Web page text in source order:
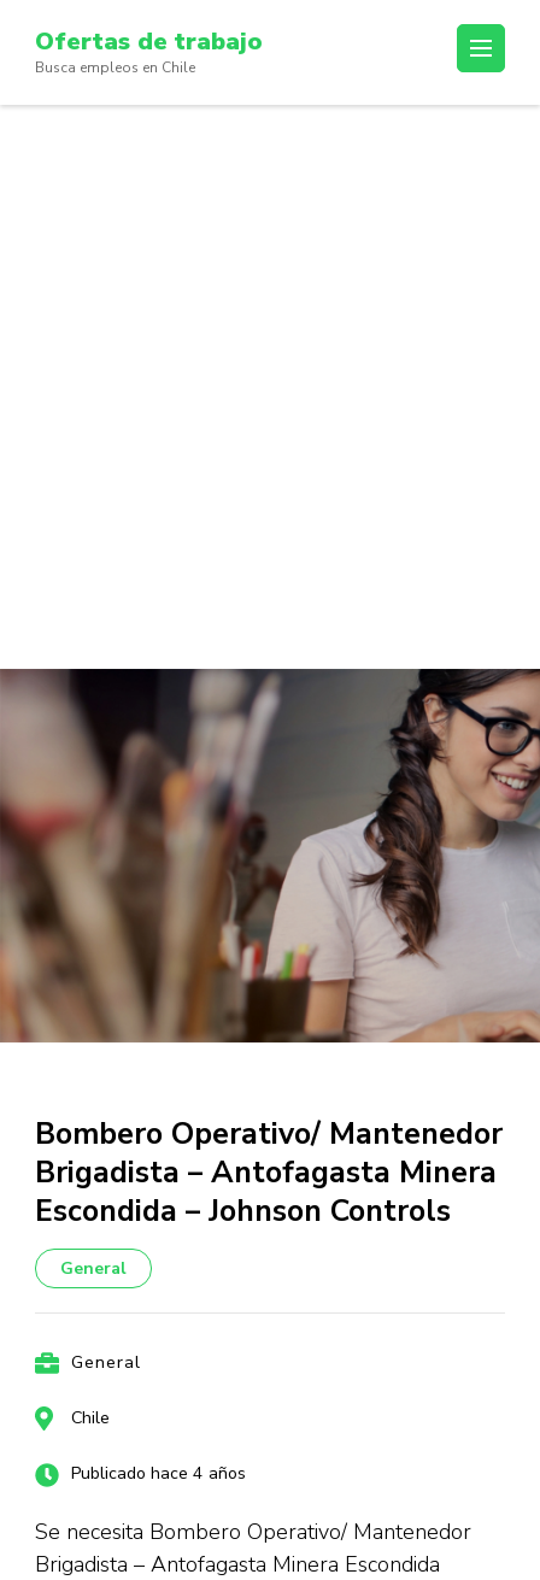
content
(Press
Ofertas de trabajo
Busca empleos en Chile
Bombero Operativo/ Mantenedor
Brigadista – Antofagasta Minera
Escondida – Johnson Controls
General
General
Chile
Publicado hace 4 años
Se necesita Bombero Operativo/ Mantenedor
Brigadista – Antofagasta Minera Escondida